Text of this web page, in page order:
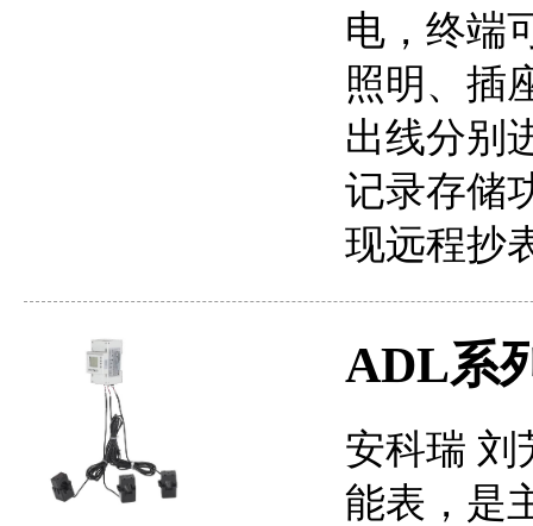
电，终端
照明、插
出线分别
记录存储
现远程抄
ADL系
安科瑞 刘
能表，是